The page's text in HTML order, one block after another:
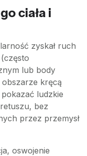
ciała i
zyskał ruch
lub body
obszarze kręcą
ludzkie
bez
przez przemysł
oswojenie